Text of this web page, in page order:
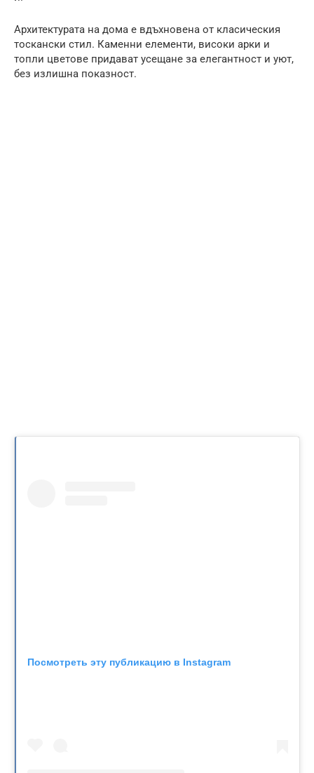
Архитектурата на дома е вдъхновена от класическия
тоскански стил. Каменни елементи, високи арки и
топли цветове придават усещане за елегантност и уют,
без излишна показност.
Посмотреть эту публикацию в Instagram